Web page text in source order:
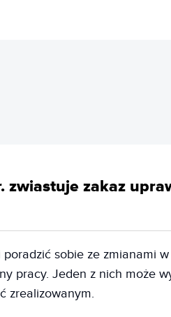
zwiastuje zakaz
sobie ze zmianami w
pracy. Jeden z nich może
zrealizowanym.